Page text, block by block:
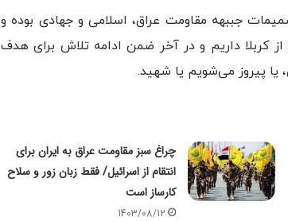
تصریح کرد: تصمیمات جببهه مقاومت عراق، اسلامی و جهادی بوده و
کربلا داریم و در آخر ضمن ادامه تلاش برای هدف
یا پیروز می‌شویم یا شهید.
چراغ سبز مقاومت عراق به ایران برای
انتقام از اسرائیل/ فقط زبان زور و سلاح
کارساز است
1403/08/12